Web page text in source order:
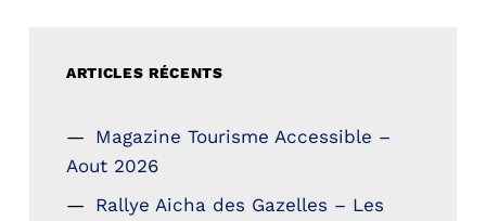
ARTICLES RÉCENTS
Magazine Tourisme Accessible –
Aout 2026
Rallye Aicha des Gazelles – Les